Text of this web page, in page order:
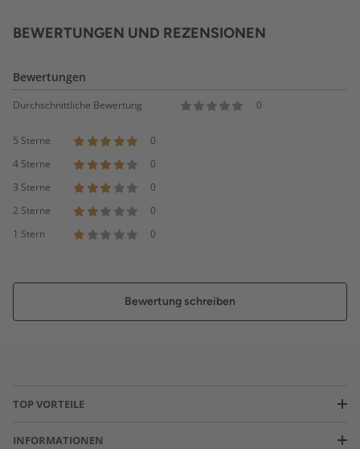
BEWERTUNGEN UND REZENSIONEN
Bewertungen
Durchschnittliche Bewertung 0
5 Sterne
0
4 Sterne
0
3 Sterne
0
2 Sterne
0
1 Stern
0
Bewertung schreiben
TOP VORTEILE
INFORMATIONEN